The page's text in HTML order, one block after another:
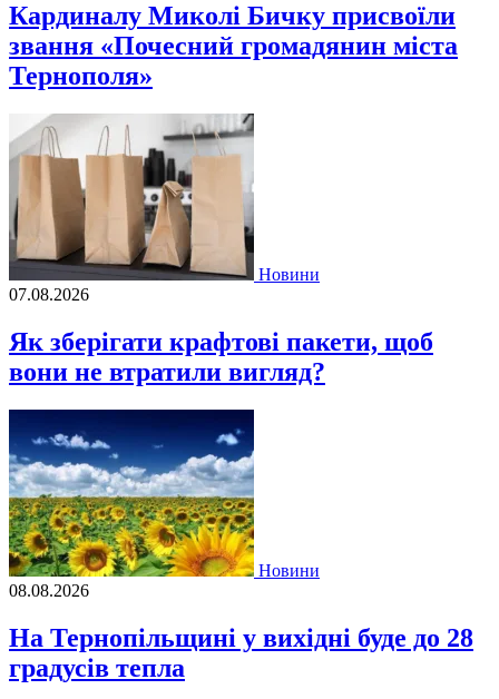
Кардиналу Миколі Бичку присвоїли
звання «Почесний громадянин міста
Тернополя»
Новини
07.08.2026
Як зберігати крафтові пакети, щоб
вони не втратили вигляд?
Новини
08.08.2026
На Тернопільщині у вихідні буде до 28
градусів тепла